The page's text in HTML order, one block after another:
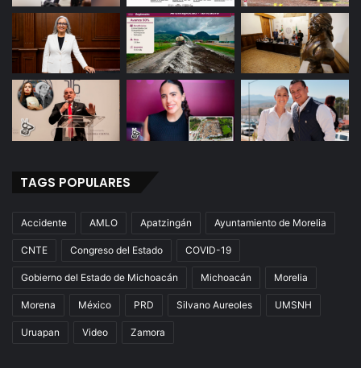
TAGS POPULARES
Accidente AMLO Apatzingán Ayuntamiento de Morelia
CNTE Congreso del Estado COVID-19
Gobierno del Estado de Michoacán Michoacán Morelia
Morena México PRD Silvano Aureoles UMSNH
Uruapan Video Zamora